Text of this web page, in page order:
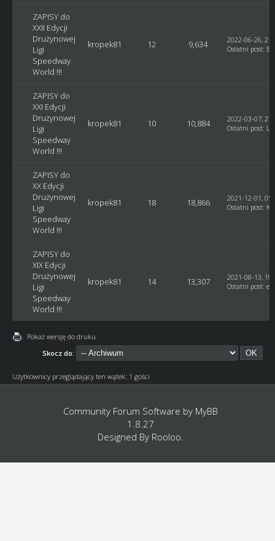
ZAPISY do
XXII Edycji
Drużynowej
Ligi
Speedway
World !!!
kropek81 12 9,634
2022-06-26,
Ostatni post:
ZAPISY do
XXI Edycji
Drużynowej
Ligi
Speedway
World !!!
kropek81 10 10,884
2022-03-07,
Ostatni post:
ZAPISY do
XX Edycji
Drużynowej
Ligi
Speedway
World !!!
kropek81 18 18,866
2021-12-01,
Ostatni post:
ZAPISY do
XIX Edycji
Drużynowej
Ligi
Speedway
World !!!
kropek81 14 13,307
2021-08-13,
Ostatni post:
Pokaż wersję do druku
Skocz do:
Użytkownicy przeglądający ten wątek: 1 gości
Community Forum Software by MyBB
1.8.27
Designed By Rooloo